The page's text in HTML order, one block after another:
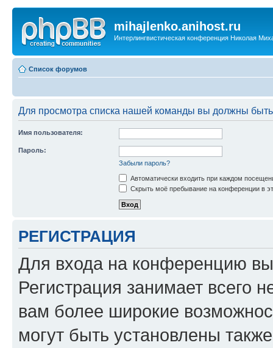
mihajlenko.anihost.ru
Интерлингвистическая конференция Николая
Список форумов
Для просмотра списка нашей команды вы должны
Имя пользователя:
Пароль:
Забыли пароль?
Автоматически входить при каждом
Скрыть моё пребывание на конференции в
РЕГИСТРАЦИЯ
Для входа на конференцию
Регистрация занимает всего
вам более широкие
могут быть установлены